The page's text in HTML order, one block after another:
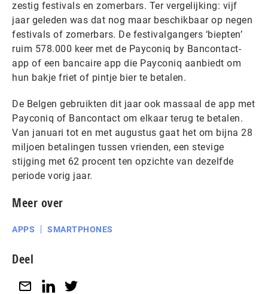
zestig festivals en zomerbars. Ter vergelijking: vijf
jaar geleden was dat nog maar beschikbaar op negen
festivals of zomerbars. De festivalgangers ‘biepten’
ruim 578.000 keer met de Payconiq by Bancontact-
app of een bancaire app die Payconiq aanbiedt om
hun bakje friet of pintje bier te betalen.
De Belgen gebruikten dit jaar ook massaal de app met
Payconiq of Bancontact om elkaar terug te betalen.
Van januari tot en met augustus gaat het om bijna 28
miljoen betalingen tussen vrienden, een stevige
stijging met 62 procent ten opzichte van dezelfde
periode vorig jaar.
Meer over
APPS SMARTPHONES
Deel